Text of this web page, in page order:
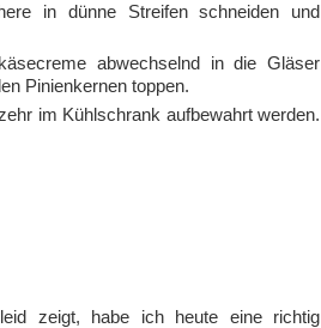
in dünne Streifen schneiden und
abwechselnd in die Gläser
Pinienkernen toppen.
im Kühlschrank aufbewahrt werden.
zeigt, habe ich heute eine richtig